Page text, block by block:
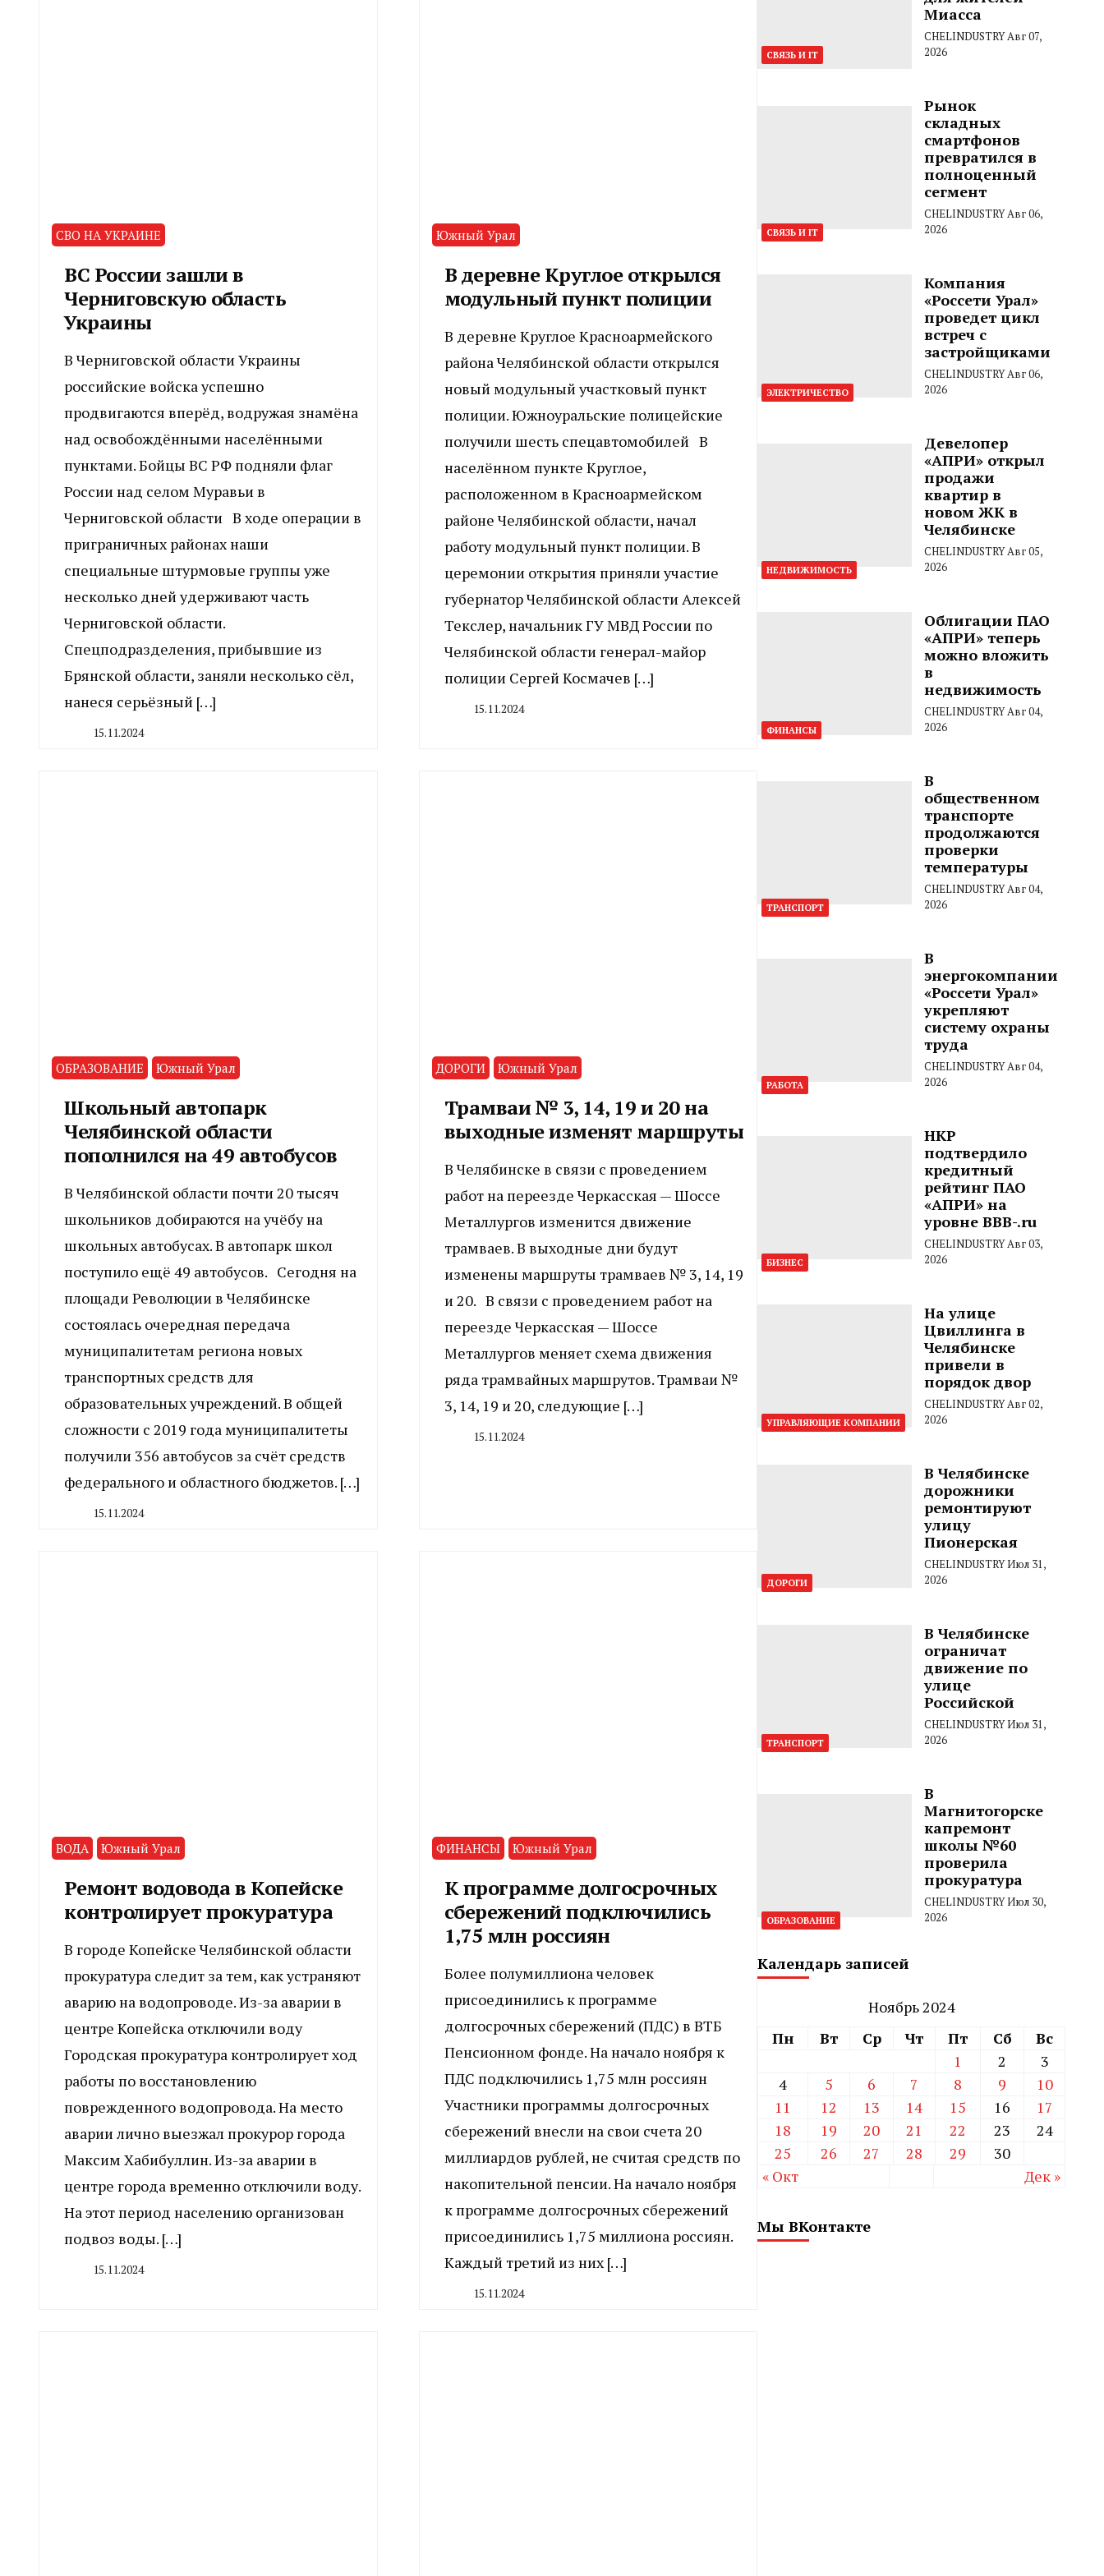
СВО НА УКРАИНЕ
ВС России зашли в
Черниговскую область
Украины
В Черниговской области Украины
российские войска успешно
продвигаются вперёд, водружая знамёна
над освобождёнными населёнными
пунктами. Бойцы ВС РФ подняли флаг
России над селом Муравьи в
Черниговской области В ходе операции в
приграничных районах наши
специальные штурмовые группы уже
несколько дней удерживают часть
Черниговской области.
Спецподразделения, прибывшие из
Брянской области, заняли несколько сёл,
нанеся серьёзный […]
15.11.2024
Южный Урал
В деревне Круглое открылся
модульный пункт полиции
В деревне Круглое Красноармейского
района Челябинской области открылся
новый модульный участковый пункт
полиции. Южноуральские полицейские
получили шесть спецавтомобилей В
населённом пункте Круглое,
расположенном в Красноармейском
районе Челябинской области, начал
работу модульный пункт полиции. В
церемонии открытия приняли участие
губернатор Челябинской области Алексей
Текслер, начальник ГУ МВД России по
Челябинской области генерал-майор
полиции Сергей Космачев […]
15.11.2024
ОБРАЗОВАНИЕ Южный Урал
Школьный автопарк
Челябинской области
пополнился на 49 автобусов
В Челябинской области почти 20 тысяч
школьников добираются на учёбу на
школьных автобусах. В автопарк школ
поступило ещё 49 автобусов. Сегодня на
площади Революции в Челябинске
состоялась очередная передача
муниципалитетам региона новых
транспортных средств для
образовательных учреждений. В общей
сложности с 2019 года муниципалитеты
получили 356 автобусов за счёт средств
федерального и областного бюджетов. […]
15.11.2024
ДОРОГИ Южный Урал
Трамваи № 3, 14, 19 и 20 на
выходные изменят маршруты
В Челябинске в связи с проведением
работ на переезде Черкасская — Шоссе
Металлургов изменится движение
трамваев. В выходные дни будут
изменены маршруты трамваев № 3, 14, 19
и 20. В связи с проведением работ на
переезде Черкасская — Шоссе
Металлургов меняет схема движения
ряда трамвайных маршрутов. Трамваи №
3, 14, 19 и 20, следующие […]
15.11.2024
ВОДА Южный Урал
Ремонт водовода в Копейске
контролирует прокуратура
В городе Копейске Челябинской области
прокуратура следит за тем, как устраняют
аварию на водопроводе. Из-за аварии в
центре Копейска отключили воду
Городская прокуратура контролирует ход
работы по восстановлению
поврежденного водопровода. На место
аварии лично выезжал прокурор города
Максим Хабибуллин. Из-за аварии в
центре города временно отключили воду.
На этот период населению организован
подвоз воды. […]
15.11.2024
ФИНАНСЫ Южный Урал
К программе долгосрочных
сбережений подключились
1,75 млн россиян
Более полумиллиона человек
присоединились к программе
долгосрочных сбережений (ПДС) в ВТБ
Пенсионном фонде. На начало ноября к
ПДС подключились 1,75 млн россиян
Участники программы долгосрочных
сбережений внесли на свои счета 20
миллиардов рублей, не считая средств по
накопительной пенсии. На начало ноября
к программе долгосрочных сбережений
присоединились 1,75 миллиона россиян.
Каждый третий из них […]
15.11.2024
СВЯЗЬ И IT
Миасса
CHELINDUSTRYАвг 07,
2026
СВЯЗЬ И IT
Рынок
складных
смартфонов
превратился в
полноценный
сегмент
CHELINDUSTRYАвг 06,
2026
ЭЛЕКТРИЧЕСТВО
Компания
«Россети Урал»
проведет цикл
встреч с
застройщиками
CHELINDUSTRYАвг 06,
2026
НЕДВИЖИМОСТЬ
Девелопер
«АПРИ» открыл
продажи
квартир в
новом ЖК в
Челябинске
CHELINDUSTRYАвг 05,
2026
ФИНАНСЫ
Облигации ПАО
«АПРИ» теперь
можно вложить
в
недвижимость
CHELINDUSTRYАвг 04,
2026
ТРАНСПОРТ
В
общественном
транспорте
продолжаются
проверки
температуры
CHELINDUSTRYАвг 04,
2026
РАБОТА
В
энергокомпании
«Россети Урал»
укрепляют
систему охраны
труда
CHELINDUSTRYАвг 04,
2026
БИЗНЕС
НКР
подтвердило
кредитный
рейтинг ПАО
«АПРИ» на
уровне BBB-.ru
CHELINDUSTRYАвг 03,
2026
УПРАВЛЯЮЩИЕ КОМПАНИИ
На улице
Цвиллинга в
Челябинске
привели в
порядок двор
CHELINDUSTRYАвг 02,
2026
ДОРОГИ
В Челябинске
дорожники
ремонтируют
улицу
Пионерская
CHELINDUSTRYИюл 31,
2026
ТРАНСПОРТ
В Челябинске
ограничат
движение по
улице
Российской
CHELINDUSTRYИюл 31,
2026
ОБРАЗОВАНИЕ
В
Магнитогорске
капремонт
школы №60
проверила
прокуратура
CHELINDUSTRYИюл 30,
2026
Календарь записей
Ноябрь 2024
Пн
Вт Ср Чт Пт Сб
Вс
1
2
3
4
5 6 7 8 9
10
11
12 13 14 15 16
17
18
19 20 21 22 23
24
25
26 27 28 29
30
« Окт
Дек »
Мы ВКонтакте